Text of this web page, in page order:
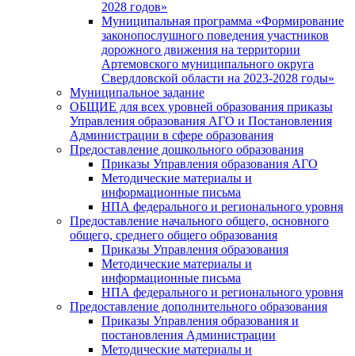
2028 годов»
Муниципальная программа «Формирование
законопослушного поведения участников
дорожного движения на территории
Артемовского муниципального округа
Свердловской области на 2023-2028 годы»
Муниципальное задание
ОБЩИЕ для всех уровней образования приказы
Управления образования АГО и Постановления
Администрации в сфере образования
Предоставление дошкольного образования
Приказы Управления образования АГО
Методические материалы и
информационные письма
НПА федерального и регионального уровня
Предоставление начального общего, основного
общего, среднего общего образования
Приказы Управления образования
Методические материалы и
информационные письма
НПА федерального и регионального уровня
Предоставление дополнительного образования
Приказы Управления образования и
постановления Администрации
Методические материалы и